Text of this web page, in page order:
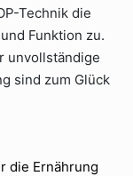
Technik die
Funktion zu.
unvollständige
sind zum Glück
die Ernährung